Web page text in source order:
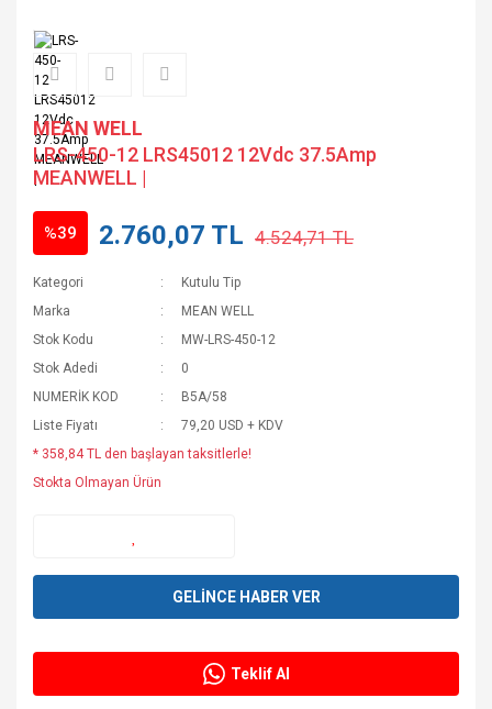
MEAN WELL
LRS-450-12 LRS45012 12Vdc 37.5Amp
MEANWELL |
%39 2.760,07 TL 4.524,71 TL
Kategori
Kutulu Tip
Marka
MEAN WELL
Stok Kodu
MW-LRS-450-12
Stok Adedi
0
NUMERİK KOD
B5A/58
Liste Fiyatı
79,20 USD + KDV
* 358,84 TL den başlayan taksitlerle!
Stokta Olmayan Ürün
GELİNCE HABER VER
Teklif Al